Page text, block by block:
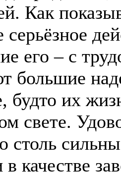
Как
его – с
большие
будто их
свете.
столь
в качестве